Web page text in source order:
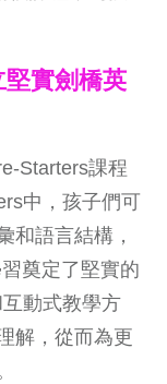
實劍橋英
Starters課程
中，孩子們可
和語言結構，
奠定了堅實的
動式教學方
解，從而為更